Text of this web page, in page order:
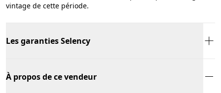
vintage de cette période.
Les garanties Selency
À propos de ce vendeur